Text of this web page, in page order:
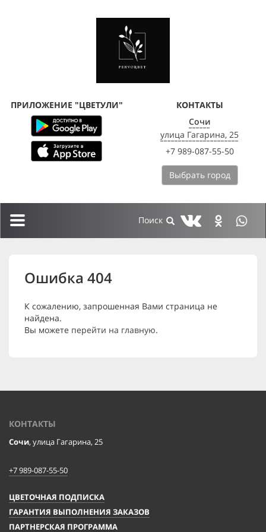
ПРИЛОЖЕНИЕ "ЦВЕТУЛИ"
КОНТАКТЫ
Сочи
улица Гагарина, 25
+7 989-087-55-50
Выбрать город
Toggle
Ошибка 404
К сожалению, запрошенная Вами страница не
найдена.
Вы можете перейти на главную.
КОНТАКТЫ
Сочи, улица Гагарина, 25
+7 989-087-55-50
ЦВЕТОЧНАЯ ПОДПИСКА
ГАРАНТИЯ ВЫПОЛНЕНИЯ ЗАКАЗОВ
ПАРТНЕРСКАЯ ПРОГРАММА